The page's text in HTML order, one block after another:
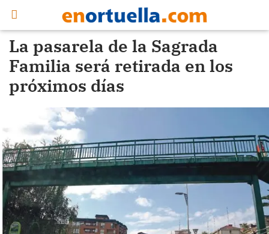
La pasarela de la Sagrada
Familia será retirada en los
próximos días